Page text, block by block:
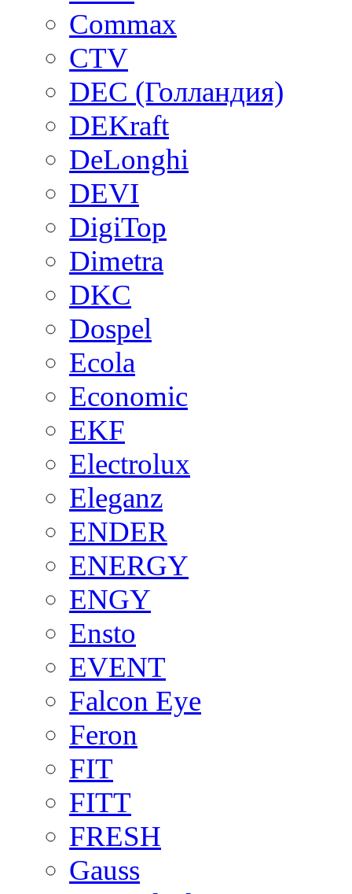
Commax
CTV
DEC (Голландия)
DEKraft
DeLonghi
DEVI
DigiTop
Dimetra
DKC
Dospel
Ecola
Economic
EKF
Electrolux
Eleganz
ENDER
ENERGY
ENGY
Ensto
EVENT
Falcon Eye
Feron
FIT
FITT
FRESH
Gauss